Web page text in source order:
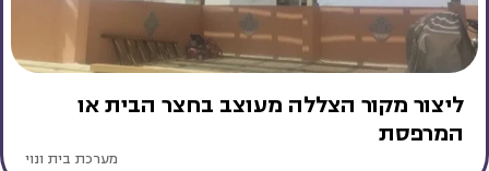
ליצור מקור הצללה מעוצב בחצר הבית או
המרפסת
מערכת בית ונוי